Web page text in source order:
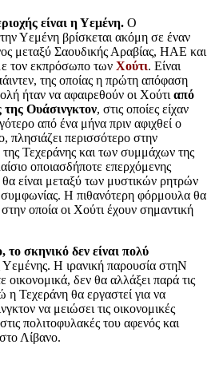
είναι η Υεμένη. Ο
Υεμένη βρίσκεται ακόμη σε έναν
μεταξύ Σαουδικής Αραβίας, ΗΑΕ και
τον εκπρόσωπο των Χούτι. Είναι
της οποίας η πρώτη απόφαση
ήταν να αφαιρεθούν οι Χούτι από
της Ουάσινγκτον, στις οποίες είχαν
από ένα μήνα πριν αφιχθεί ο
πλησιάζει περισσότερο στην
Τεχεράνης και των συμμάχων της
οποιασδήποτε επερχόμενης
είναι μεταξύ των μυστικών ρητρών
συμφωνίας. Η πιθανότερη φόρμουλα θα
οποία οι Χούτι έχουν σημαντική
το σκηνικό δεν είναι πολύ
Υεμένης. Η ιρανική παρουσία στηN
οικονομικά, δεν θα αλλάξει παρά τις
η Τεχεράνη θα εργαστεί για να
να μειώσει τις οικονομικές
πολιτοφυλακές του αφενός και
Λίβανο.